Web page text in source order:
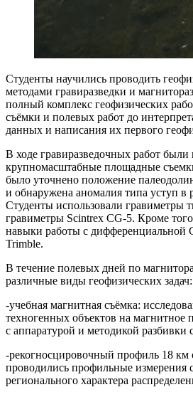
Студенты научились проводить
методами гравиразведки и
полный комплекс геофизических
съёмки и полевых работ до
данных и написания их первого
В ходе гравиразведочных работ были
крупномасштабные площадные
было уточнено положение
и обнаружена аномалия типа уступ в
Студенты использовали гравиметры
гравиметры Scintrex CG-5. Кроме
навыки работы с дифференциальной
Trimble.
В течение полевых дней по
различные виды геофизических задач:
-учебная магнитная съёмка:
техногенных объектов на магнитное
с аппаратурой и методикой разбивки
-рекогносцировочный профиль 18 км
проводились профильные измерения
регионального характера